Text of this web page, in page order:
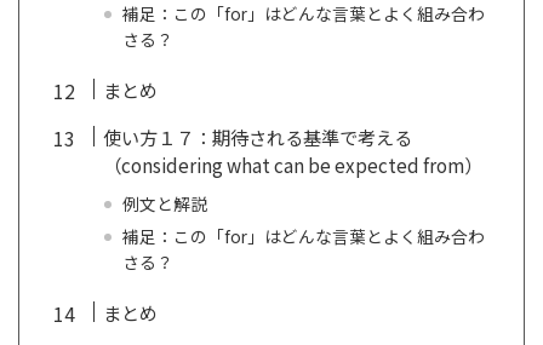
補足：この「for」はどんな言葉とよく組み合わ
さる？
まとめ
使い方１７：期待される基準で考える
（considering what can be expected from）
例文と解説
補足：この「for」はどんな言葉とよく組み合わ
さる？
まとめ